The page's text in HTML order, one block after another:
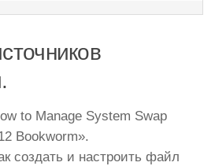
to Manage System Swap
Bookworm».
создать и настроить файл